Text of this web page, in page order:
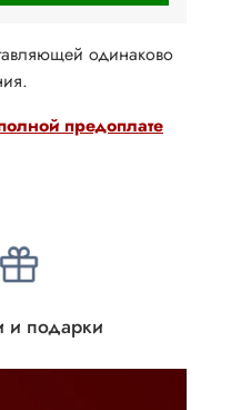
предоплате
одинаково
и подарки